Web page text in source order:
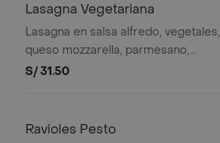
Lasagna Vegetariana
Lasagna en salsa alfredo, vegetales,
queso mozzarella, parmesano,
orégano, 3 unidades de pan al ajo.
S/ 31.50
Ravioles Pesto